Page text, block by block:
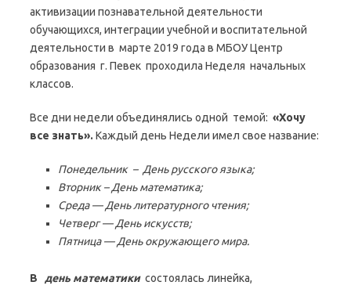
активизации познавательной деятельности
обучающихся, интеграции учебной и воспитательной
деятельности в марте 2019 года в МБОУ Центр
образования г. Певек проходила Неделя начальных
классов.
Все дни недели объединялись одной темой: «Хочу
все знать». Каждый день Недели имел свое название:
Понедельник – День русского языка;
Вторник – День математика;
Среда — День литературного чтения;
Четверг — День искусств;
Пятница — День окружающего мира.
В день математики состоялась линейка,